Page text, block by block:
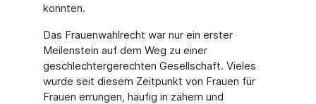
konnten.
Das Frauenwahlrecht war nur ein erster
Meilenstein auf dem Weg zu einer
geschlechter­gerechten Gesellschaft. Vieles
wurde seit diesem Zeitpunkt von Frauen für
Frauen errun­gen, häufig in zähem und